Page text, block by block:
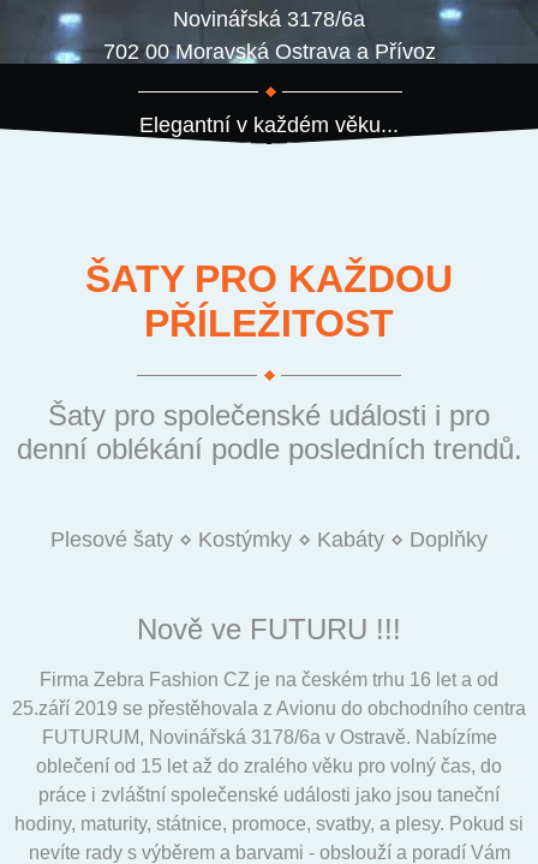
Novinářská 3178/6a
702 00 Moravská Ostrava a Přívoz
Elegantní v každém věku...
ŠATY PRO KAŽDOU
PŘÍLEŽITOST
Šaty pro společenské události i pro
denní oblékání podle posledních trendů.
Nově ve FUTURU !!!
Firma Zebra Fashion CZ je na českém trhu 16 let a od
25.září 2019 se přestěhovala z Avionu do obchodního centra
FUTURUM, Novinářská 3178/6a v Ostravě. Nabízíme
oblečení od 15 let až do zralého věku pro volný čas, do
práce i zvláštní společenské události jako jsou taneční
hodiny, maturity, státnice, promoce, svatby, a plesy. Pokud si
nevíte rady s výběrem a barvami - obslouží a poradí Vám